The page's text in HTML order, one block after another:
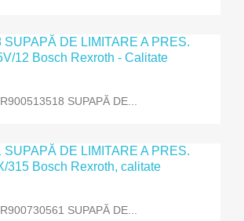
R900513518 SUPAPĂ DE...
R900730561 SUPAPĂ DE...